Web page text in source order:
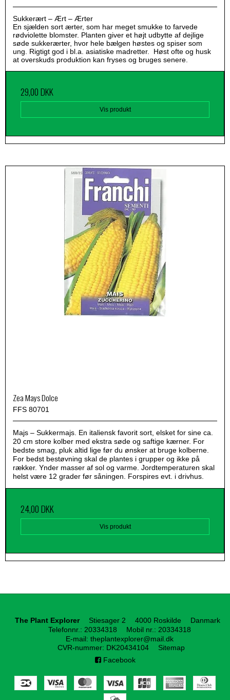
Sukkerært – Ært – Ærter
En sjælden sort ærter, som har meget smukke to farvede
rødviolette blomster. Planten giver et højt udbytte af dejlige
søde sukkerærter, hvor hele bælgen høstes og spiser som
ung. Rigtigt god i bl.a. asiatiske madretter. Høst ofte og husk
at overskuds produktion kan fryses og bruges senere.
29,00 DKK
Vis produkt
Zea Mays Dolce
FFS 80701
Majs – Sukkermajs. En italiensk favorit sort, elsket for sine ca.
20 cm store kolber med ekstra søde og saftige kærner. For
bedste smag, pluk altid lige før du ønsker at bruge kolberne.
For bedst bestøvning skal de plantes i grupper og ikke på
rækker. Ynder masser af sol og varme. Jordtemperaturen skal
helst være 12 grader før såningen. Forspires evt. i drivhus.
24,00 DKK
Vis produkt
The Plant Explorer Stiesager 2 4000 Roskilde
Danmark
Telefonnr. : 20334318 Mobil nr. : 20334318
E-mail: theplantexplorer@mail.dk
CVR-nummer: DK20434104
Sitemap
Facebook